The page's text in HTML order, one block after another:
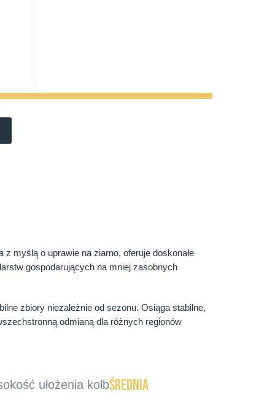
myślą o uprawie na ziarno, oferuje doskonałe
gospodarujących na mniej zasobnych
zbiory niezależnie od sezonu. Osiąga stabilne,
odmianą dla różnych regionów
ułożenia kolbśrednia